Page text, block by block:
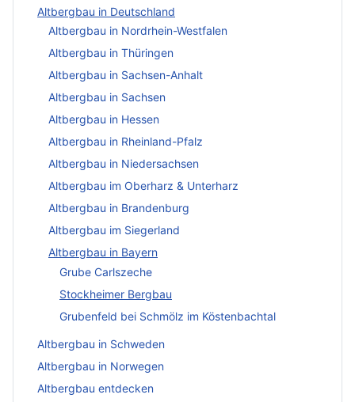
Altbergbau in Deutschland
Altbergbau in Nordrhein-Westfalen
Altbergbau in Thüringen
Altbergbau in Sachsen-Anhalt
Altbergbau in Sachsen
Altbergbau in Hessen
Altbergbau in Rheinland-Pfalz
Altbergbau in Niedersachsen
Altbergbau im Oberharz & Unterharz
Altbergbau in Brandenburg
Altbergbau im Siegerland
Altbergbau in Bayern
Grube Carlszeche
Stockheimer Bergbau
Grubenfeld bei Schmölz im Köstenbachtal
Altbergbau in Schweden
Altbergbau in Norwegen
Altbergbau entdecken